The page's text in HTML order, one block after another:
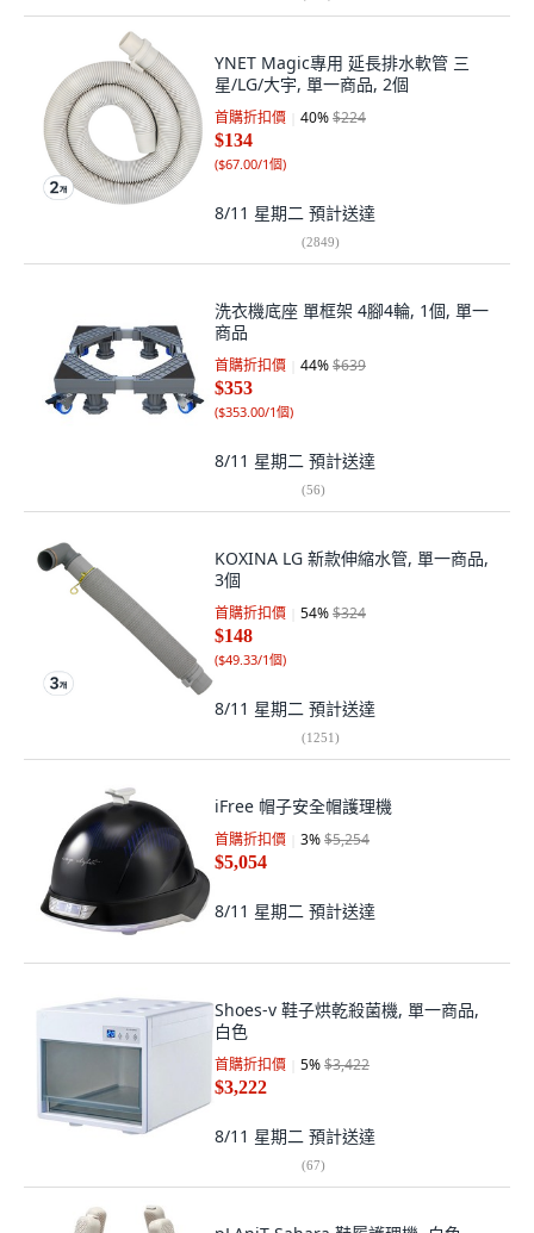
YNET Magic專用 延長排水軟管 三
星/LG/大宇, 單一商品, 2個
首購折扣價 40%$224
$134
($67.00/1個)
8/11 星期二 預計送達
(2849)
洗衣機底座 單框架 4腳4輪, 1個, 單一
商品
首購折扣價 44%$639
$353
($353.00/1個)
8/11 星期二 預計送達
(56)
KOXINA LG 新款伸縮水管, 單一商品,
3個
首購折扣價 54%$324
$148
($49.33/1個)
8/11 星期二 預計送達
(1251)
iFree 帽子安全帽護理機
首購折扣價 3%$5,254
$5,054
8/11 星期二 預計送達
Shoes-v 鞋子烘乾殺菌機, 單一商品,
白色
首購折扣價 5%$3,422
$3,222
8/11 星期二 預計送達
(67)